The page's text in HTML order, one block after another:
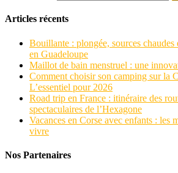
Articles récents
Bouillante : plongée, sources chaudes
en Guadeloupe
Maillot de bain menstruel : une
Comment choisir son camping sur la
L’essentiel pour 2026
Road trip en France : itinéraire des
spectaculaires de l’Hexagone
Vacances en Corse avec enfants : les
vivre
Nos Partenaires